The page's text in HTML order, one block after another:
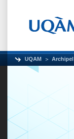
UQAM Archipel